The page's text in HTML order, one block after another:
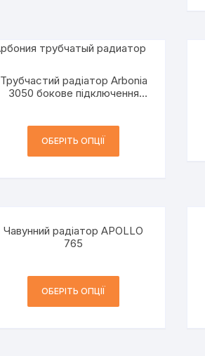
Трубчастий радіатор Arbonia
3050 бокове підключення
ОБЕРІТЬ ОПЦІЇ
Чавунний радіатор APOLLO
765
ОБЕРІТЬ ОПЦІЇ